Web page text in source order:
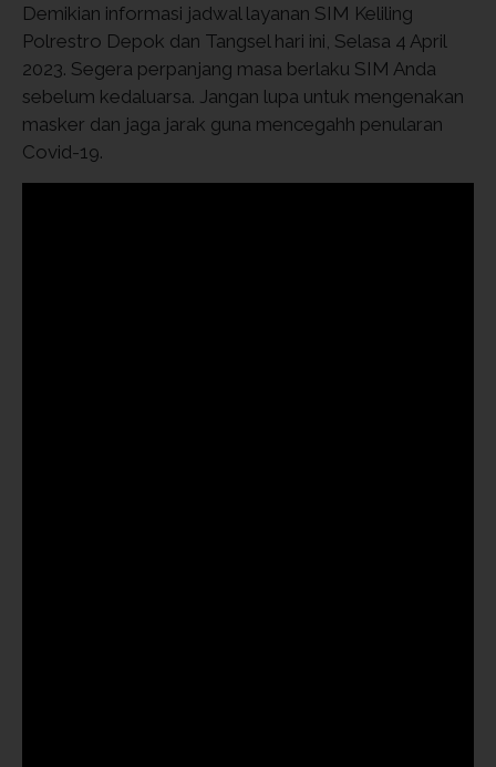
Demikian informasi jadwal layanan SIM Keliling
Polrestro Depok dan Tangsel hari ini, Selasa 4 April
2023. Segera perpanjang masa berlaku SIM Anda
sebelum kedaluarsa. Jangan lupa untuk mengenakan
masker dan jaga jarak guna mencegahh penularan
Covid-19.